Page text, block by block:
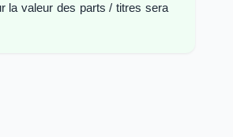
la valeur des parts / titres sera